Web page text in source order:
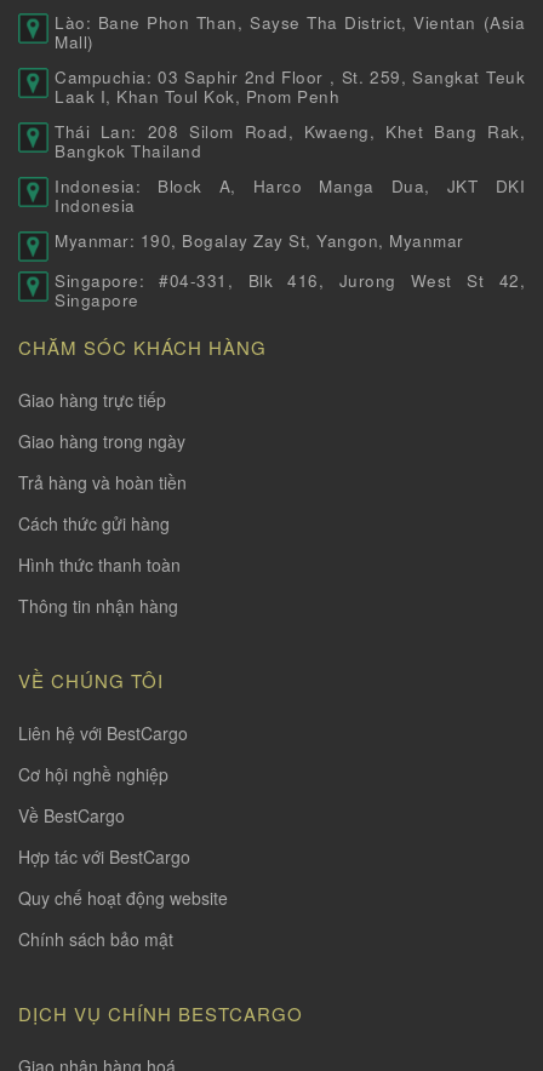
Lào: Bane Phon Than, Sayse Tha District, Vientan (Asia
Mall)
Campuchia: 03 Saphir 2nd Floor , St. 259, Sangkat Teuk
Laak I, Khan Toul Kok, Pnom Penh
Thái Lan: 208 Silom Road, Kwaeng, Khet Bang Rak,
Bangkok Thailand
Indonesia: Block A, Harco Manga Dua, JKT DKI
Indonesia
Myanmar: 190, Bogalay Zay St, Yangon, Myanmar
Singapore: #04-331, Blk 416, Jurong West St 42,
Singapore
CHĂM SÓC KHÁCH HÀNG
Giao hàng trực tiếp
Giao hàng trong ngày
Trả hàng và hoàn tiền
Cách thức gửi hàng
Hình thức thanh toàn
Thông tin nhận hàng
VỀ CHÚNG TÔI
Liên hệ với BestCargo
Cơ hội nghề nghiệp
Về BestCargo
Hợp tác với BestCargo
Quy chế hoạt động website
Chính sách bảo mật
DỊCH VỤ CHÍNH BESTCARGO
Giao nhận hàng hoá